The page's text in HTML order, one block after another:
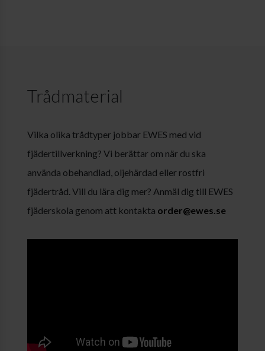
Trådmaterial
Vilka olika trådtyper jobbar EWES med vid
fjädertillverkning? Vi berättar om när du ska
använda obehandlad, oljehärdad eller rostfri
fjädertråd. Vill du lära dig mer? Anmäl dig till EWES
fjäderskola genom att kontakta order@ewes.se